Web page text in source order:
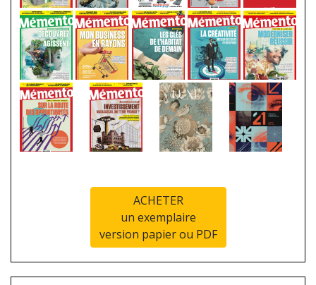
ACHETER
un exemplaire
version papier ou PDF